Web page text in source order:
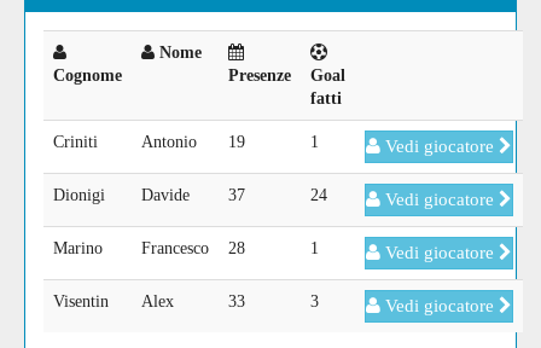
Cognome
Nome
Presenze
Goal
fatti
Criniti Antonio 19 1 Vedi giocatore
Dionigi Davide 37 24 Vedi giocatore
Marino Francesco 28 1 Vedi giocatore
Visentin Alex 33 3 Vedi giocatore